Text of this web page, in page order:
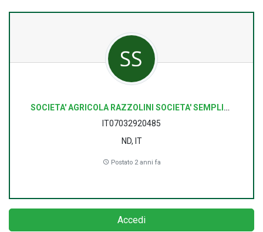
SOCIETA' AGRICOLA RAZZOLINI SOCIETA' SEMPLICE
IT07032920485
ND, IT
Postato 2 anni fa
Accedi